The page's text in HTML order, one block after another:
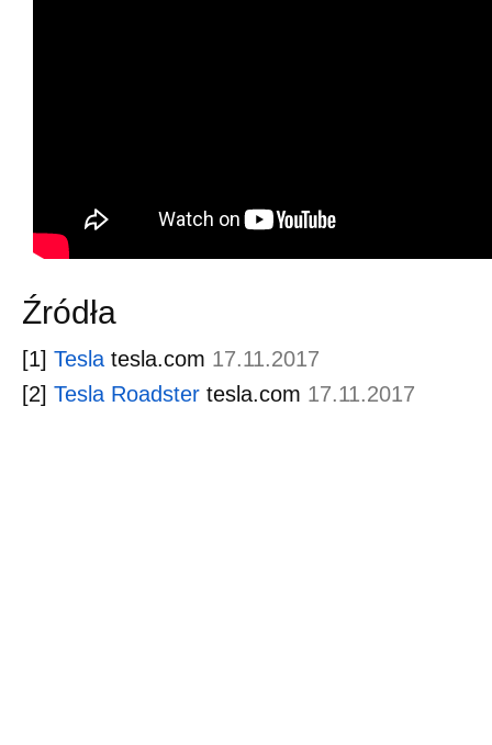
Źródła
[1] Tesla tesla.com 17.11.2017
[2] Tesla Roadster tesla.com 17.11.2017